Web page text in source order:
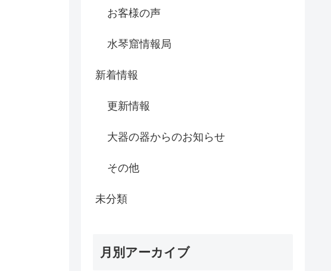
お客様の声
水琴窟情報局
新着情報
更新情報
大器の器からのお知らせ
その他
未分類
月別アーカイブ